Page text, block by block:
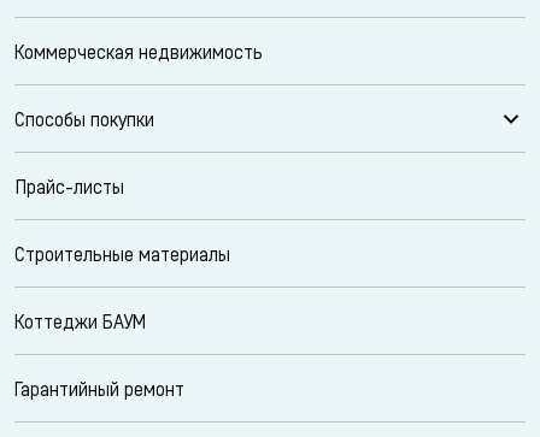
Коммерческая недвижимость
Способы покупки
Прайс-листы
Строительные материалы
Коттеджи БАУМ
Гарантийный ремонт